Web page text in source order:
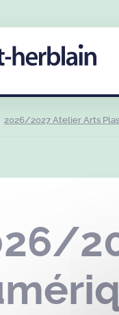
2026/2027 Atelier Arts